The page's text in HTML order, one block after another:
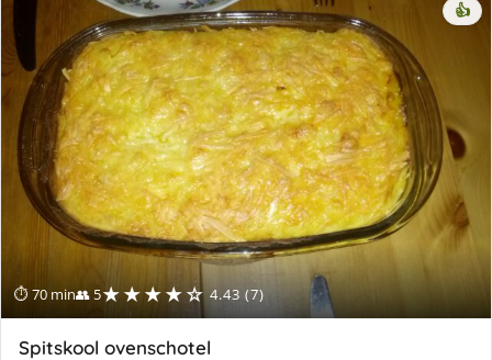
⏱ 70 min👥 5★★★★☆ 4.43 (7)
👍
Spitskool ovenschotel